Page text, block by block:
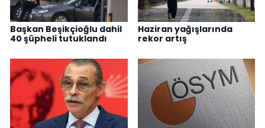
Başkan Beşikçioğlu dahil
40 şüpheli tutuklandı
Haziran yağışlarında
rekor artış